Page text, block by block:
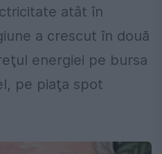
atât în
a crescut în două
energiei pe bursa
pe piaţa spot